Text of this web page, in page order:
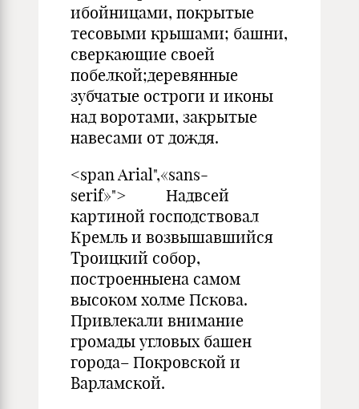
ибойницами, покрытые
тесовыми крышами; башни,
сверкающие своей
побелкой;деревянные
зубчатые остроги и иконы
над воротами, закрытые
навесами от дождя.
<span Arial",«sans-
serif»"> Надвсей
картиной господствовал
Кремль и возвышавшийся
Троицкий собор,
построенныена самом
высоком холме Пскова.
Привлекали внимание
громады угловых башен
города– Покровской и
Варламской.